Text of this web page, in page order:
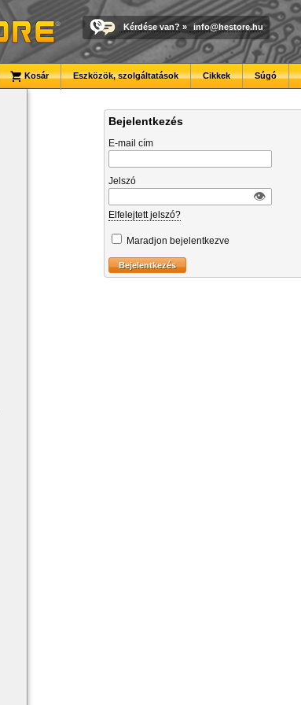
Kérdése van? » info@hestore.hu
Kosár Eszközök, szolgáltatások Cikkek Súgó
Bejelentkezés
E-mail cím
Jelszó
👁︎
Elfelejtett jelszó?
Maradjon bejelentkezve